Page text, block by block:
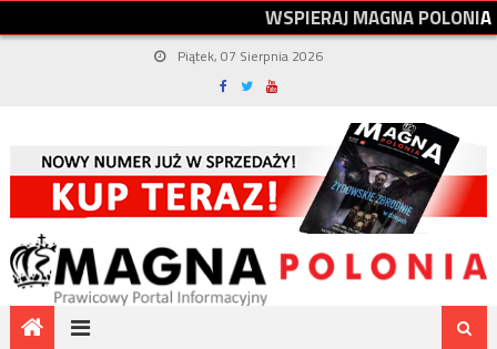
WSPIERAJMAGNAPOLONIA
Piątek, 07 Sierpnia 2026